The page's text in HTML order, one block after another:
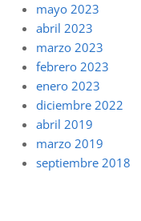
mayo 2023
abril 2023
marzo 2023
febrero 2023
enero 2023
diciembre 2022
abril 2019
marzo 2019
septiembre 2018